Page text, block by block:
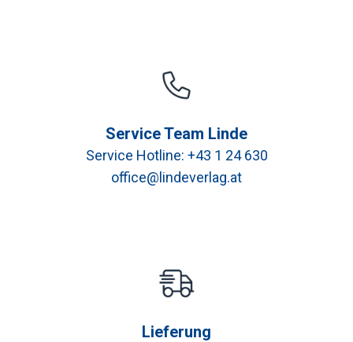
Service Team Linde
Service Hotline: +43 1 24 630
office@lindeverlag.at
Lieferung